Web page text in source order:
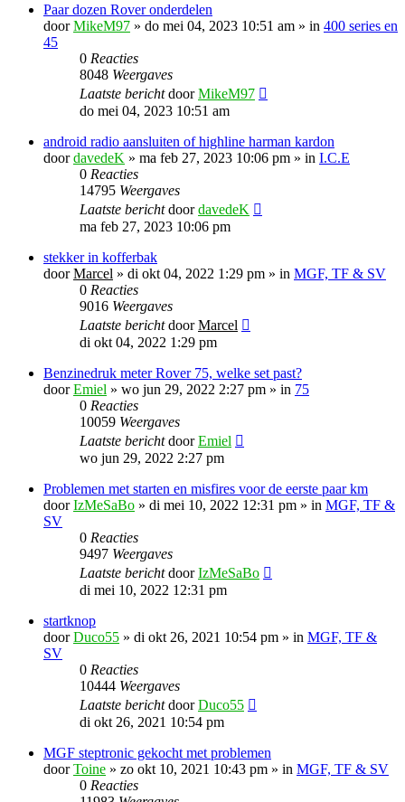
Paar dozen Rover onderdelen
doorMikeM97 » do mei 04, 2023 10:51 am » in 400 series en
45
0 Reacties
8048 Weergaves
Laatste berichtdoorMikeM97
do mei 04, 2023 10:51 am
android radio aansluiten of highline harman kardon
doordavedeK » ma feb 27, 2023 10:06 pm » in I.C.E
0 Reacties
14795 Weergaves
Laatste berichtdoordavedeK
ma feb 27, 2023 10:06 pm
stekker in kofferbak
doorMarcel » di okt 04, 2022 1:29 pm » in MGF, TF & SV
0 Reacties
9016 Weergaves
Laatste berichtdoorMarcel
di okt 04, 2022 1:29 pm
Benzinedruk meter Rover 75, welke set past?
doorEmiel » wo jun 29, 2022 2:27 pm » in 75
0 Reacties
10059 Weergaves
Laatste berichtdoorEmiel
wo jun 29, 2022 2:27 pm
Problemen met starten en misfires voor de eerste paar km
doorIzMeSaBo » di mei 10, 2022 12:31 pm » in MGF, TF &
SV
0 Reacties
9497 Weergaves
Laatste berichtdoorIzMeSaBo
di mei 10, 2022 12:31 pm
startknop
doorDuco55 » di okt 26, 2021 10:54 pm » in MGF, TF &
SV
0 Reacties
10444 Weergaves
Laatste berichtdoorDuco55
di okt 26, 2021 10:54 pm
MGF steptronic gekocht met problemen
doorToine » zo okt 10, 2021 10:43 pm » in MGF, TF & SV
0 Reacties